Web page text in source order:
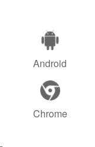
Android
Chrome